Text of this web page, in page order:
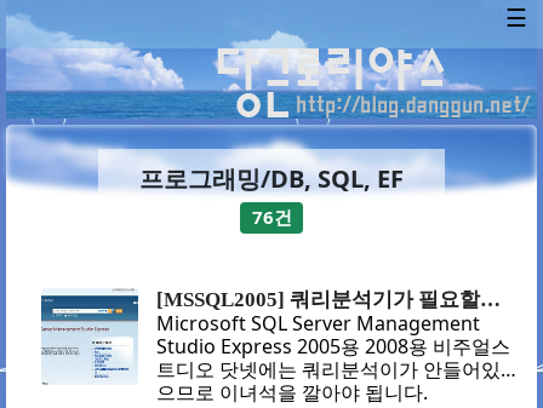
☰
프로그래밍/DB, SQL, EF
76건
[MSSQL2005] 쿼리분석기가 필요할때 설치해야 하는것
Microsoft SQL Server Management
Studio Express 2005용 2008용 비주얼스
트디오 닷넷에는 쿼리분석이가 안들어있
으므로 이녀석을 깔아야 됩니다.